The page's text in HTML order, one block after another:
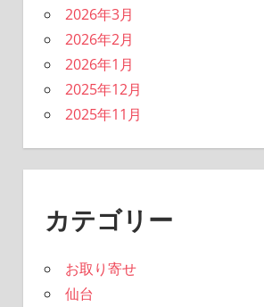
2026年3月
2026年2月
2026年1月
2025年12月
2025年11月
カテゴリー
お取り寄せ
仙台